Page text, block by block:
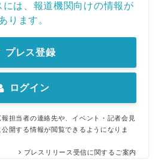
には、報道機関向けの情報が
ります。
プレス登録
ログイン
担当者の連絡先や、イベント・記者会見
開する情報が閲覧できるようになりま
プレスリリース受信に関するご案内